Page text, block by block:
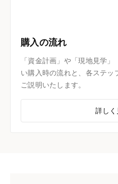
購入の流れ
「資金計画」や「現地見学
い購入時の流れと、各ステッ
ご説明いたします。
詳しく